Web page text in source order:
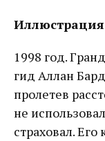
Иллюстрация
1998 год.
гид Аллан
пролетев
не
страховал.